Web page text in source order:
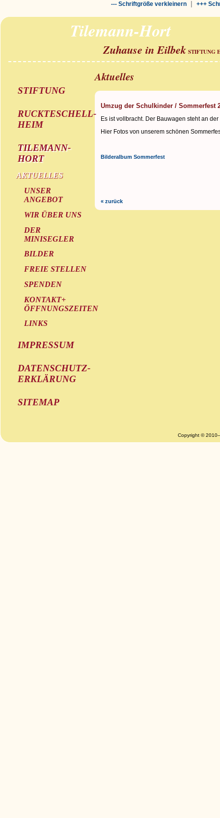
--- Schriftgröße verkleinern| +++
Tilemann-Hort
Zuhause in Eilbek STIFTUNG
STIFTUNG
RUCKTESCHELL-
HEIM
TILEMANN-
HORT
AKTUELLES
UNSER
ANGEBOT
WIR ÜBER UNS
DER
MINISEGLER
BILDER
FREIE STELLEN
SPENDEN
KONTAKT+
ÖFFNUNGSZEITEN
LINKS
IMPRESSUM
DATENSCHUTZ-
ERKLÄRUNG
SITEMAP
Aktuelles
Umzug der Schulkinder / Sommerfest
Es ist vollbracht. Der Bauwagen steht an
Hier Fotos von unserem schönen
Bilderalbum Sommerfest
« zurück
Copyright ©